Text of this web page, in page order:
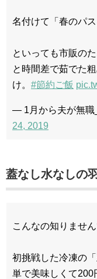
名付けて「春のパス
といっても市販の
と時間差で茹でた
け。 #節約ご飯
— 1月から夫が無職
24, 2019
蓋なし水なしの
こんなの知りませ
初挑戦した冷凍の
単で美味しくて200